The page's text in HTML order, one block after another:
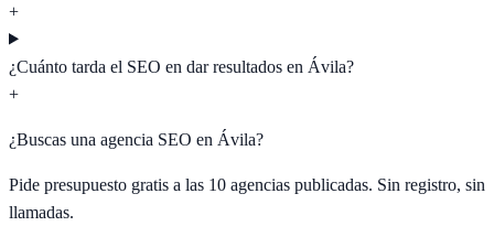
+
¿Cuánto tarda el SEO en dar resultados en Ávila?
+
¿Buscas una agencia SEO en Ávila?
Pide presupuesto gratis a las 10 agencias publicadas. Sin registro, sin
llamadas.